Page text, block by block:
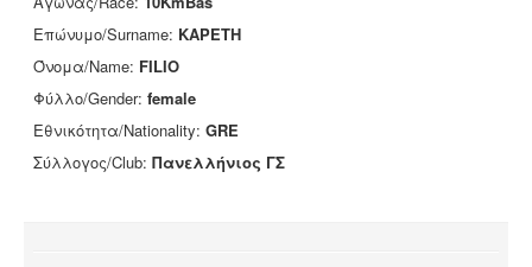
Νέα
Χορηγοί
Επικοινωνία
Επώνυμο/Surname: KAPETH
Όνομα/Name: FILIO
Φύλλο/Gender: female
Εθνικότητα/Nationality: GRE
Σύλλογος/Club: Πανελλήνιος ΓΣ